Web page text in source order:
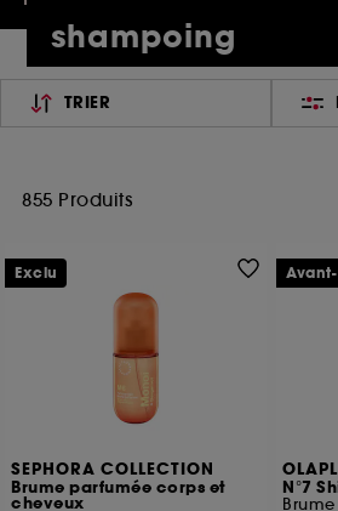
shampoing
TRIER
855 Produits
SEPHORA COLLECTION
Brume parfumée corps et
cheveux
Exclu
N°7